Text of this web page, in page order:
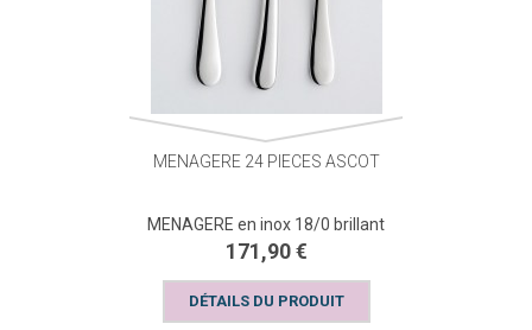
MENAGERE 24 PIECES ASCOT
MENAGERE en inox 18/0 brillant
171,90 €
DÉTAILS DU PRODUIT